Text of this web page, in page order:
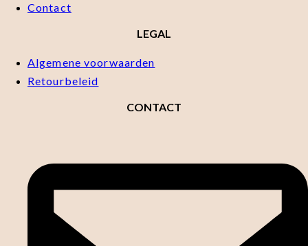
Contact
LEGAL
Algemene voorwaarden
Retourbeleid
CONTACT